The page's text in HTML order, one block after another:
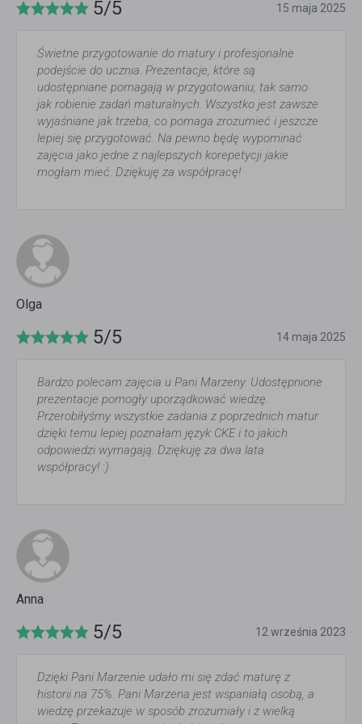
5/5 15 maja 2025
Świetne przygotowanie do matury i profesjonalne
podejście do ucznia. Prezentacje, które są
udostępniane pomagają w przygotowaniu, tak samo
jak robienie zadań maturalnych. Wszystko jest zawsze
wyjaśniane jak trzeba, co pomaga zrozumieć i jeszcze
lepiej się przygotować. Na pewno będę wypominać
zajęcia jako jedne z najlepszych korepetycji jakie
mogłam mieć. Dziękuję za współpracę!
Olga
5/5 14 maja 2025
Bardzo polecam zajęcia u Pani Marzeny. Udostępnione
prezentacje pomogły uporządkować wiedzę.
Przerobiłyśmy wszystkie zadania z poprzednich matur
dzięki temu lepiej poznałam język CKE i to jakich
odpowiedzi wymagają. Dziękuję za dwa lata
współpracy! :)
Anna
5/5 12 września 2023
Dzięki Pani Marzenie udało mi się zdać maturę z
historii na 75%. Pani Marzena jest wspaniałą osobą, a
wiedzę przekazuje w sposób zrozumiały i z wielką